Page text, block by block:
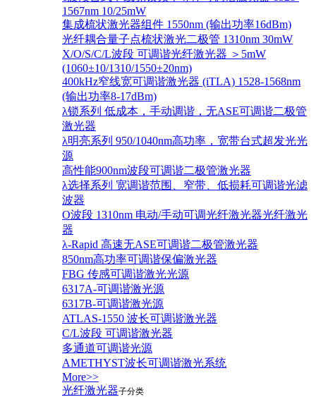
1567nm 10/25mW
集成梳状激光器组件 1550nm (输出功率16dBm)
光纤耦合量子点梳状激光二极管 1310nm 30mW
X/O/S/C/L波段 可调谐光纤激光器 ＞5mW
(1060±10/1310/1550±20nm)
400kHz窄线宽可调谐激光器 (iTLA) 1528-1568nm
(输出功率8-17dBm)
λ锁系列 低成本，手动调谐，无ASE可调谐二极管
激光器
λ明亮系列 950/1040nm高功率，宽带台式超发光光
源
高性能900nm波段可调谐二极管激光器
λ选择系列 宽调谐范围、窄带、低损耗可调谐光滤
波器
O波段 1310nm 电动/手动可调光纤激光器光纤激光
器
λ-Rapid 高速无ASE可调谐二极管激光器
850nm高功率可调谐保偏激光器
FBG 传感可调谐激光光源
6317A-可调谐激光源
6317B-可调谐激光源
ATLAS-1550 波长可调谐激光器
C/L波段 可调谐激光器
多通道可调谐光源
AMETHYST波长可调谐激光系统
More>>
光纤激光器子分类